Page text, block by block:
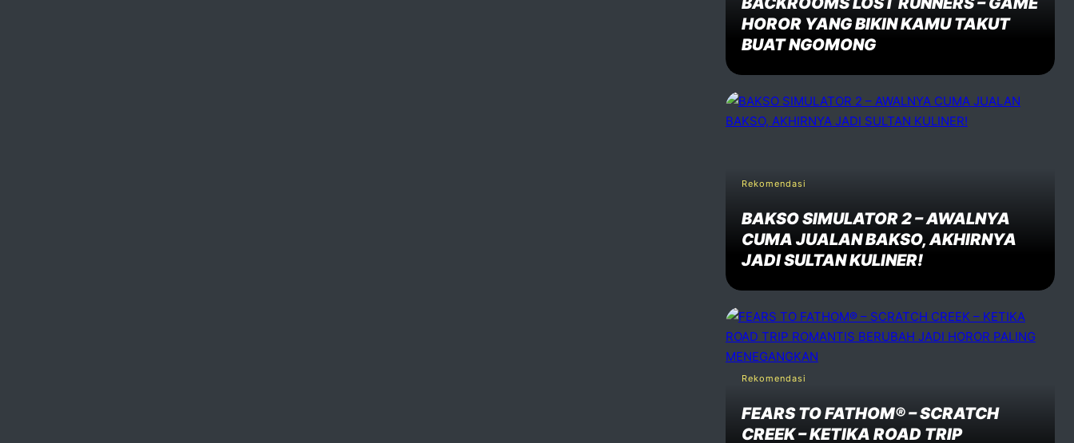
HOROR YANG BIKIN KAMU TAKUT
BUAT NGOMONG
Rekomendasi
BAKSO SIMULATOR 2 – AWALNYA
CUMA JUALAN BAKSO, AKHIRNYA
JADI SULTAN KULINER!
Rekomendasi
FEARS TO FATHOM® – SCRATCH
CREEK – KETIKA ROAD TRIP